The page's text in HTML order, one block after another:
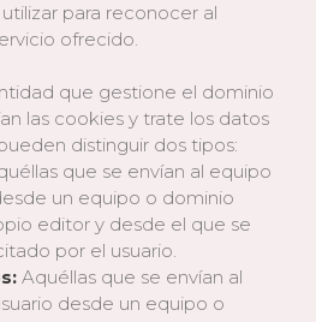
para reconocer al
ofrecido.
que gestione el dominio
las cookies y trate los datos
distinguir dos tipos:
que se envían al equipo
un equipo o dominio
editor y desde el que se
por el usuario.
Aquéllas que se envían al
desde un equipo o